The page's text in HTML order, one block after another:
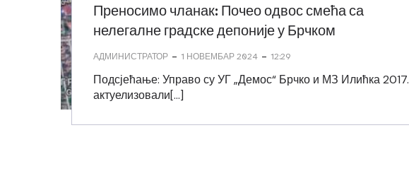
Преносимо чланак: Почео одвос смећа са
нелегалне градске депоније у Брчком
АДМИНИСТРАТОР - 1 НОВЕМБАР 2024 - 12:29
Подсјећање: Управо су УГ „Демос“ Брчко и МЗ Илићка 2017.
актуелизовали[…]